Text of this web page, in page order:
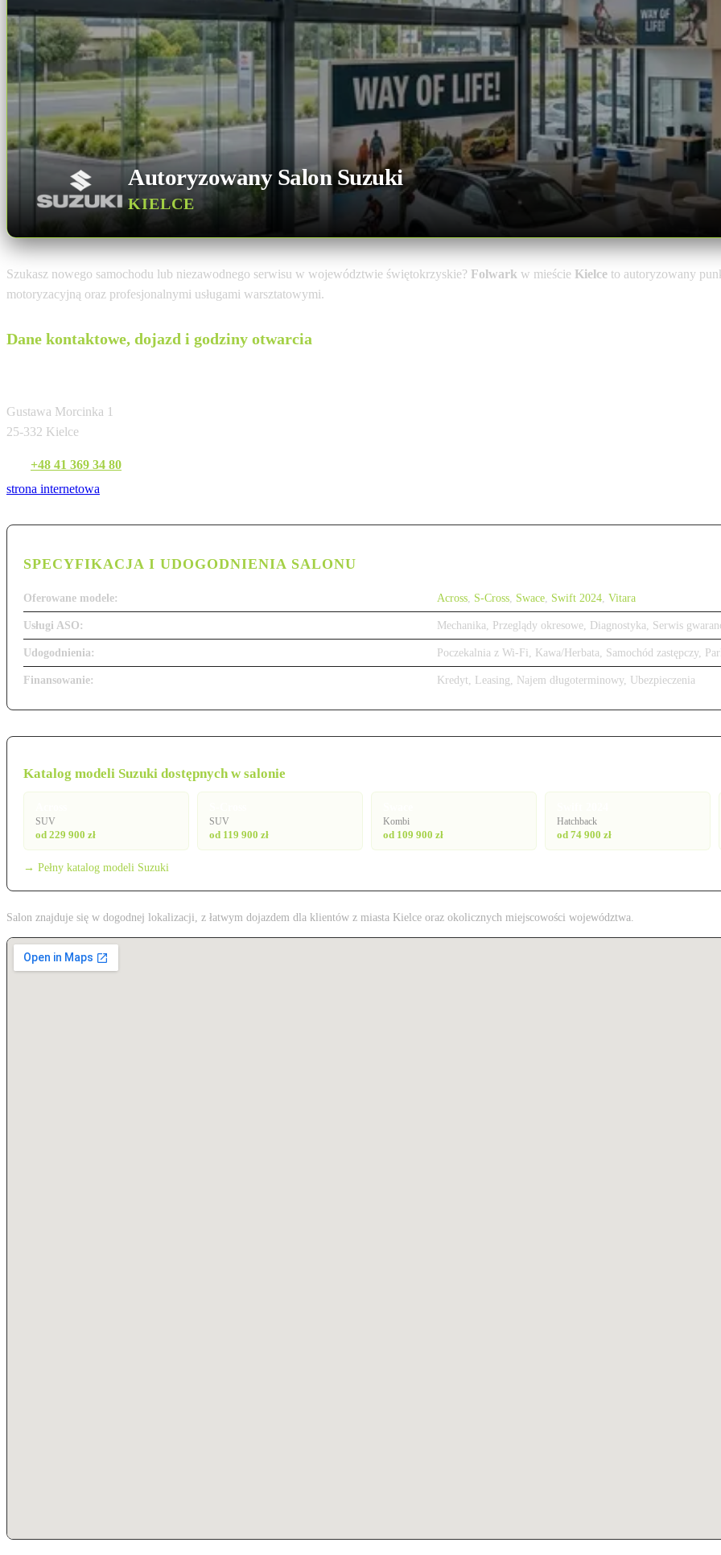
Autoryzowany Salon Suzuki
KIELCE
Szukasz nowego samochodu lub niezawodnego serwisu w województwie świętokrzyskie? Folwark w mieście Kielce to autoryzowany
motoryzacyjną oraz profesjonalnymi usługami warsztatowymi.
Dane kontaktowe, dojazd i godziny otwarcia
Gustawa Morcinka 1
25-332 Kielce
+48 41 369 34 80
strona internetowa
SPECYFIKACJA I UDOGODNIENIA SALONU
Oferowane modele: Across S-Cross Swace Swift 2024 Vitara
Usługi ASO: Mechanika, Przeglądy okresowe, Diagnostyka, Serwis
Udogodnienia: Poczekalnia z Wi-Fi, Kawa/Herbata, Samochód zastępczy,
Finansowanie: Kredyt, Leasing, Najem długoterminowy, Ubezpieczenia
Katalog modeli Suzuki dostępnych w salonie
SUV
od 229 900 zł
SUV
od 119 900 zł
Kombi
od 109 900 zł
Hatchback
od 74 900 zł
→ Pełny katalog modeli Suzuki
Salon znajduje się w dogodnej lokalizacji, z łatwym dojazdem dla klientów z miasta Kielce oraz okolicznych miejscowości województwa.